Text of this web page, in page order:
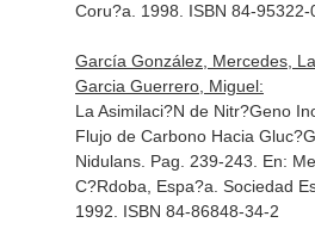
Coru?a. 1998. ISBN 84-95322-
García González, Mercedes,
Garcia Guerrero, Miguel:
La Asimilaci?N de Nitr?Geno
Flujo de Carbono Hacia
Nidulans. Pag. 239-243. En:
C?Rdoba, Espa?a. Sociedad
1992. ISBN 84-86848-34-2